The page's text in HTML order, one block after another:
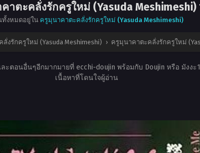
าตะคลั่งรักครูใหม่ (Yasuda Meshimeshi)
ทั้งหมดอยู่ใน ครูมุนาคาตะคลั่งรักครูใหม่ (Yasuda Meshimeshi)
งรักครูใหม่ (Yasuda Meshimeshi) › ครูมุนาคาตะคลั่งรักครูใหม่
ะตอนอื่นๆอีกมากมายที่ ecchi-doujin พร้อมกับ Doujin หรือ มังง
เนื้อหาที่โดนใจผู้อ่าน